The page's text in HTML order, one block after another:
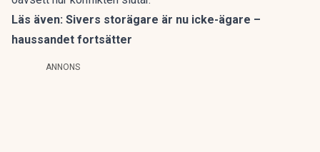
Läs även: Sivers storägare är nu icke-ägare –
haussandet fortsätter
ANNONS